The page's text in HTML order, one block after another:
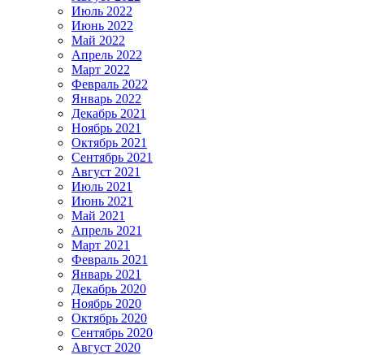
Июль 2022
Июнь 2022
Май 2022
Апрель 2022
Март 2022
Февраль 2022
Январь 2022
Декабрь 2021
Ноябрь 2021
Октябрь 2021
Сентябрь 2021
Август 2021
Июль 2021
Июнь 2021
Май 2021
Апрель 2021
Март 2021
Февраль 2021
Январь 2021
Декабрь 2020
Ноябрь 2020
Октябрь 2020
Сентябрь 2020
Август 2020